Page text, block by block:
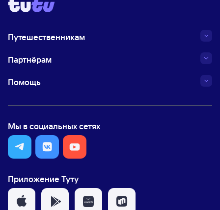
Путешественникам
Партнёрам
Помощь
Мы в социальных сетях
Приложение Туту